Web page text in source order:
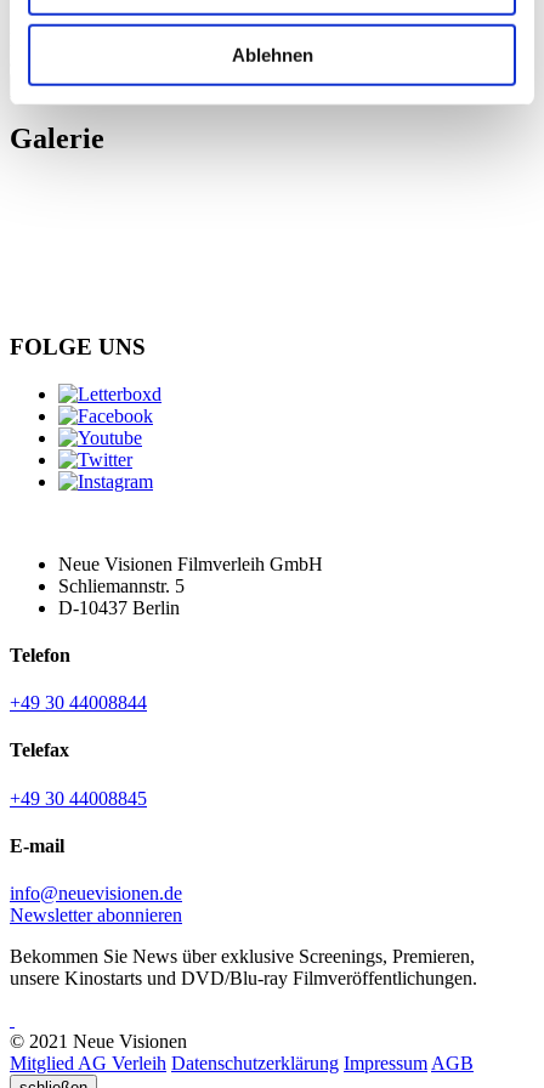
Ablehnen
schließen
Galerie
FOLGE UNS
Neue Visionen Filmverleih GmbH
Schliemannstr. 5
D-10437 Berlin
Telefon
+49 30 44008844
Telefax
+49 30 44008845
E-mail
info@neuevisionen.de
Newsletter abonnieren
Bekommen Sie News über exklusive Screenings, Premieren,
unsere Kinostarts und DVD/Blu-ray Filmveröffentlichungen.
© 2021 Neue Visionen
Mitglied AG Verleih Datenschutzerklärung Impressum AGB